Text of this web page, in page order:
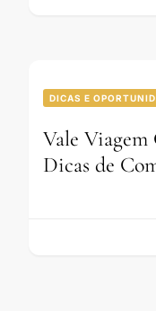
DICAS E
Vale
Dicas de